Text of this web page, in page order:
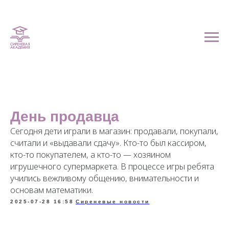
День продавца
Сегодня дети играли в магазин: продавали, покупали,
считали и «выдавали сдачу». Кто-то был кассиром,
кто-то покупателем, а кто-то — хозяином
игрушечного супермаркета. В процессе игры ребята
учились вежливому общению, внимательности и
основам математики.
2025-07-28 16:58 Сиреневые новости